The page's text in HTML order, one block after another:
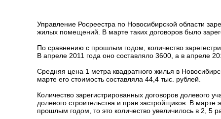
Управление Росреестра по Новосибирской области
жилых помещений. В марте таких договоров было
По сравнению с прошлым годом, количество
В апреле 2011 года оно составляло 3600, а в апреле
Средняя цена 1 метра квадратного жилья в
марте его стоимость составляла 44,4 тыс. рублей.
Количество зарегистрированных договоров долевого
долевого строительства и прав застройщиков. В
прошлым годом, то это количество увеличилось в 2, 5